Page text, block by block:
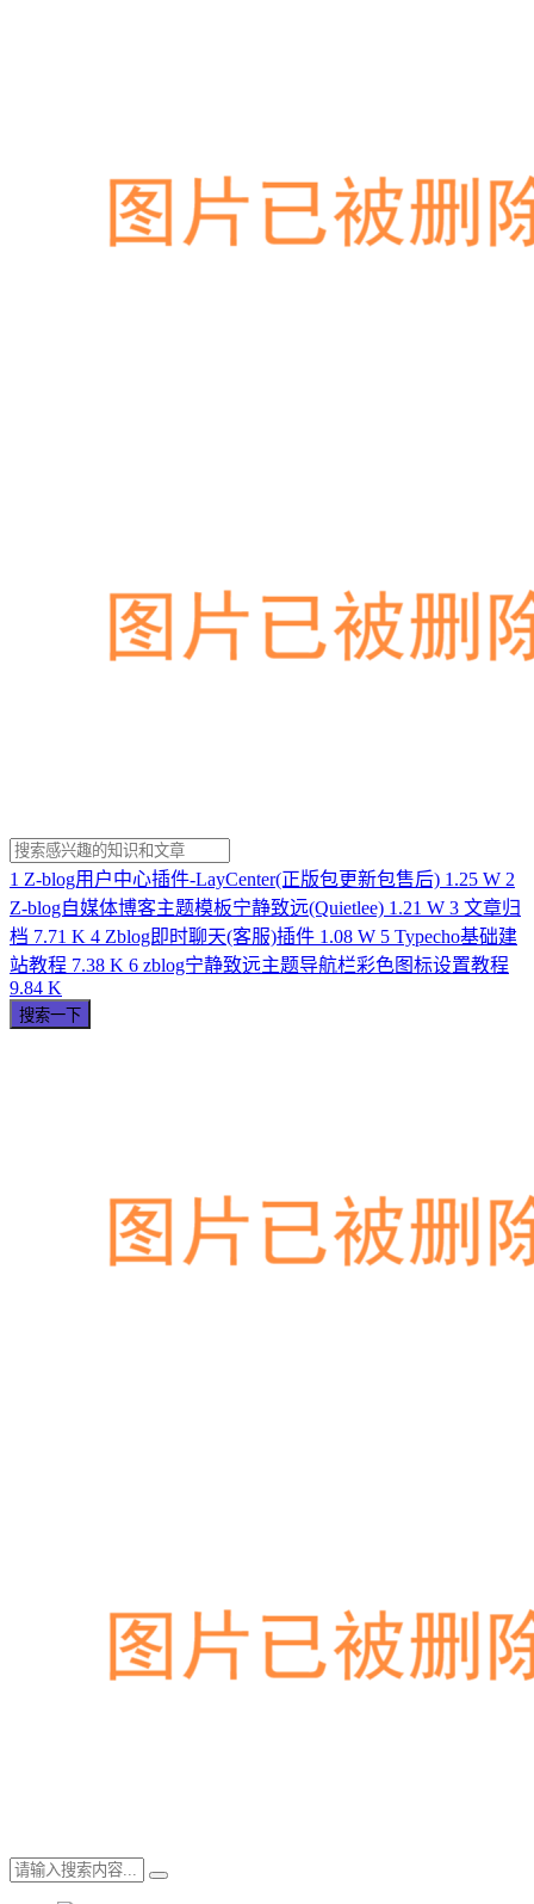
1 Z-blog用户中心插件-LayCenter(正版包更新包售后) 1.25 W 2
Z-blog自媒体博客主题模板宁静致远(Quietlee) 1.21 W 3 文章归
档 7.71 K 4 Zblog即时聊天(客服)插件 1.08 W 5 Typecho基础建
站教程 7.38 K 6 zblog宁静致远主题导航栏彩色图标设置教程
9.84 K
搜索一下